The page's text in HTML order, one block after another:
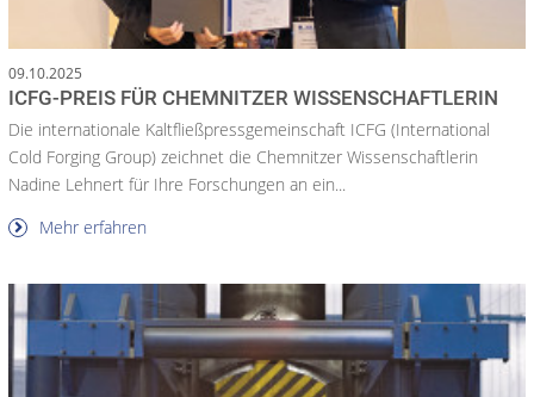
09.10.2025
ICFG-PREIS FÜR CHEMNITZER WISSENSCHAFTLERIN
Die internationale Kaltfließpressgemeinschaft ICFG (International
Cold Forging Group) zeichnet die Chemnitzer Wissenschaftlerin
Nadine Lehnert für Ihre Forschungen an ein...
Mehr erfahren